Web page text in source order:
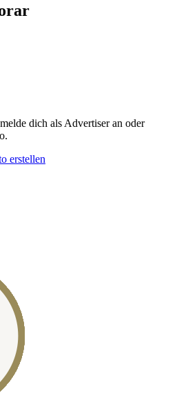
dich als Advertiser an oder
erstellen